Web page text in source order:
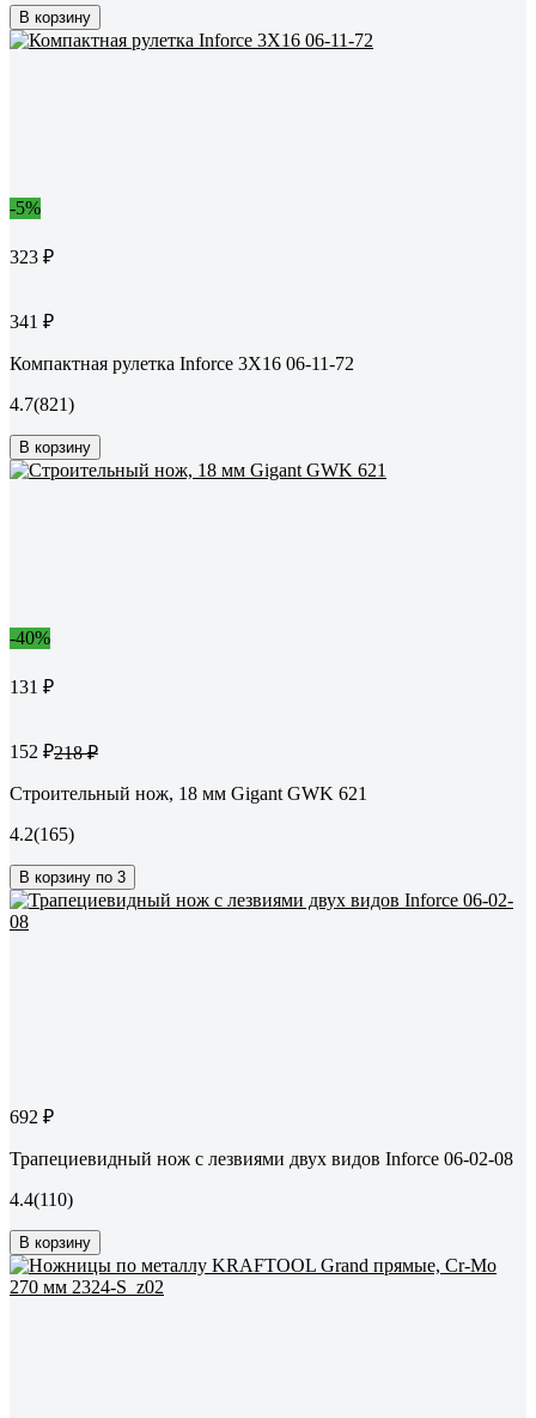
В корзину
-5%
323 ₽
341 ₽
Компактная рулетка Inforce 3Х16 06-11-72
4.7(821)
В корзину
-40%
131 ₽
152 ₽218 ₽
Строительный нож, 18 мм Gigant GWK 621
4.2(165)
В корзину по 3
692 ₽
Трапециевидный нож с лезвиями двух видов Inforce 06-02-08
4.4(110)
В корзину